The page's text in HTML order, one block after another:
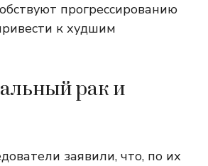
прогрессированию
к худшим
рак и
заявили, что, по их